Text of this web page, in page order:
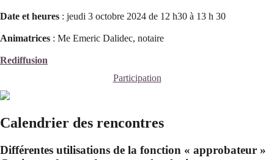
Date et heures : jeudi 3 octobre 2024 de 12 h30 à 13 h 30
Animatrices : Me Emeric Dalidec, notaire
Rediffusion
Participation
Calendrier des rencontres
Différentes utilisations de la fonction « approbateur »